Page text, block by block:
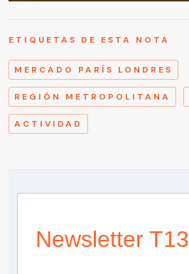
ETIQUETAS DE ESTA NOTA
MERCADO PARÍS LONDRES
REGIÓN METROPOLITANA
ACTIVIDAD
Newsletter T13